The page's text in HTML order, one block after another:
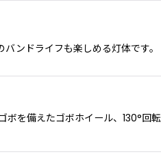
ンドライフも楽しめる灯体で
を備えたゴボホイール、130°